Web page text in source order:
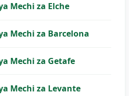
Mechi za Elche
Mechi za Barcelona
Mechi za Getafe
Mechi za Levante